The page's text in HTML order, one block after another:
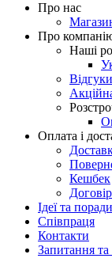
Про нас
Про
Наші
Оплата і
Кешбек
Ідеї та
Співпраця
Контакти
Запитання та